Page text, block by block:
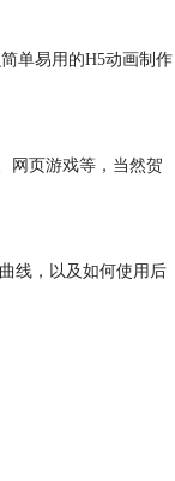
单易用的H5动画制作
网页游戏等，当然贺
线，以及如何使用后